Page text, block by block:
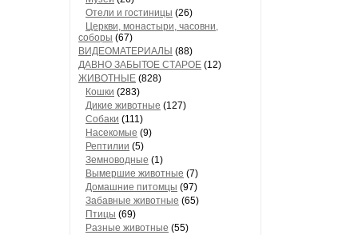
Отели и гостиницы (26)
Церкви, монастыри, часовни,
соборы (67)
ВИДЕОМАТЕРИАЛЫ (88)
ДАВНО ЗАБЫТОЕ СТАРОЕ (12)
ЖИВОТНЫЕ (828)
Кошки (283)
Дикие животные (127)
Собаки (111)
Насекомые (9)
Рептилии (5)
Земноводные (1)
Вымершие животные (7)
Домашние питомцы (97)
Забавные животные (65)
Птицы (69)
Разные животные (55)